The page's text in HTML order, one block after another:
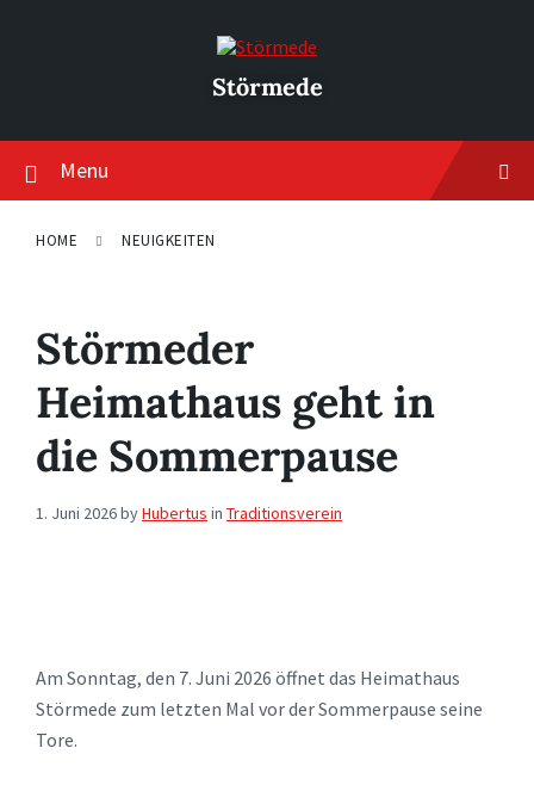
Störmede
Menu
HOME NEUIGKEITEN
Störmeder
Heimathaus geht in
die Sommerpause
1. Juni 2026byHubertus in Traditionsverein
Am Sonntag, den 7. Juni 2026 öffnet das Heimathaus
Störmede zum letzten Mal vor der Sommerpause seine
Tore.